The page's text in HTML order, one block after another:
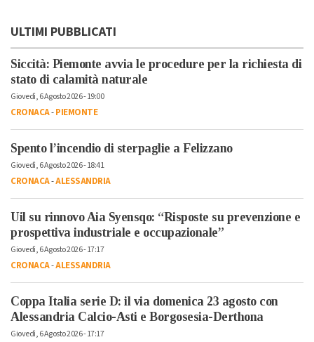
ULTIMI PUBBLICATI
Siccità: Piemonte avvia le procedure per la richiesta di
stato di calamità naturale
Giovedì, 6 Agosto 2026 - 19:00
CRONACA-PIEMONTE
Spento l’incendio di sterpaglie a Felizzano
Giovedì, 6 Agosto 2026 - 18:41
CRONACA-ALESSANDRIA
Uil su rinnovo Aia Syensqo: “Risposte su prevenzione e
prospettiva industriale e occupazionale”
Giovedì, 6 Agosto 2026 - 17:17
CRONACA-ALESSANDRIA
Coppa Italia serie D: il via domenica 23 agosto con
Alessandria Calcio-Asti e Borgosesia-Derthona
Giovedì, 6 Agosto 2026 - 17:17